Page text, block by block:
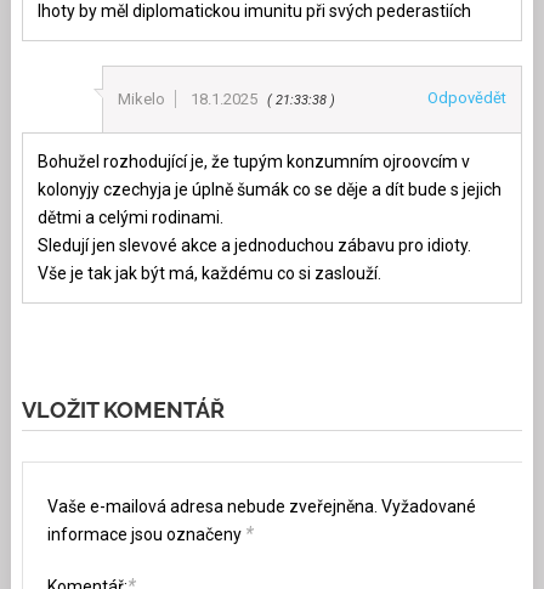
lhoty by měl diplomatickou imunitu při svých pederastiích
Mikelo 18.1.2025 21:33:38 Odpovědět
Bohužel rozhodující je, že tupým konzumním ojroovcím v
kolonyjy czechyja je úplně šumák co se děje a dít bude s jejich
dětmi a celými rodinami.
Sledují jen slevové akce a jednoduchou zábavu pro idioty.
Vše je tak jak být má, každému co si zaslouží.
VLOŽIT KOMENTÁŘ
Vaše e-mailová adresa nebude zveřejněna. Vyžadované
informace jsou označeny *